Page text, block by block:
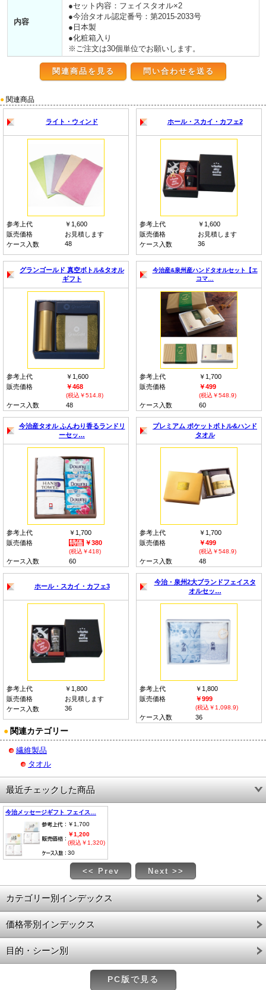
内容
●セット内容：フェイスタオル×2
●今治タオル認定番号：第2015-2033号
●日本製
●化粧箱入り
※ご注文は30個単位でお願いします。
関連商品を見る
● 関連商品
ライト・ウィンド
参考上代
￥1,600
販売価格
お見積します
ケース入数
48
ホール・スカイ・カフェ2
参考上代
￥1,600
販売価格
お見積します
ケース入数
36
グランゴールド 真空ボトル&タオル
ギフト
参考上代
￥1,600
販売価格
￥468
(税込￥514.8)
ケース入数 48
今治産&泉州産ハンドタオルセット【エ
コマ…
参考上代
￥1,700
販売価格
￥499
(税込￥548.9)
ケース入数 60
今治産タオル ふんわり香るランドリ
ーセッ…
参考上代
￥1,700
販売価格
￥380
(税込￥418)
ケース入数 60
プレミアム ポケットボトル&ハンド
タオル
参考上代
￥1,700
販売価格
￥499
(税込￥548.9)
ケース入数 48
ホール・スカイ・カフェ3
参考上代
￥1,800
販売価格
お見積します
ケース入数
36
今治・泉州2大ブランドフェイスタ
オルセッ…
参考上代
￥1,800
販売価格
￥999
(税込￥1,098.9)
ケース入数 36
● 関連カテゴリー
繊維製品
タオル
最近チェックした商品
今治メッセージギフト フェイス…
￥1,700
￥1,200
(税込￥1,320)
30
<< Prev Next >>
カテゴリー別インデックス
価格帯別インデックス
目的・シーン別
PC版で見る